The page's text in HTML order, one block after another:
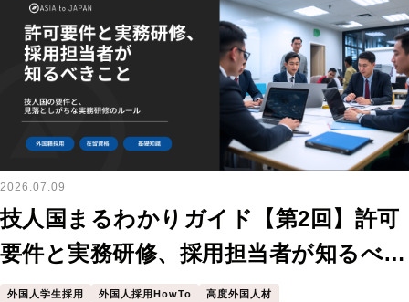
2026.07.09
技人国まるわかりガイド【第2回】許可
要件と実務研修、採用担当者が知るべき
こと
外国人学生採用 外国人採用HowTo 高度外国人材